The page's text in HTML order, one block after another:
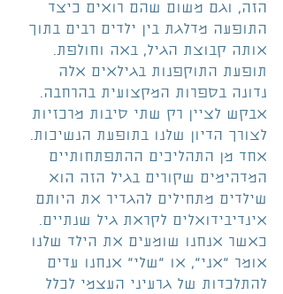
הזה, וגם משום שהם רואים כיצד
התופעה מדלגת בין ילדים רבים בתוך
אותה קבוצת הגיל, באה וחולפת.
תופעת התוקפנות בגילאים אלה
נדונה בספרות המקצועית בהרחבה.
אבקש לציין רק שתי סיבות מרכזיות
לצורך הדיון שלנו בתופעת הנשיכות.
אחד מן התהליכים ההתפתחותיים
המדהימים שקורים בגיל הזה הוא
שילדים מתחילים להגדיר את היותם
אינדיבידואלים לקראת גיל שנתיים.
כאשר אנחנו שומעים את הילד שלנו
אומר "אני", או "שלי" אנחנו עדים
להתלכדות של גרעיני העצמי לכלל